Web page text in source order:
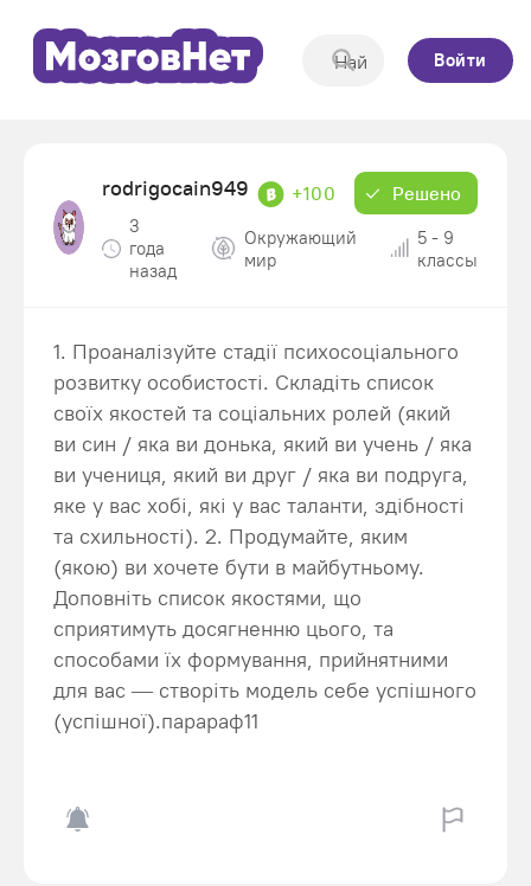
Войти
rodrigocain949 +100 Решено
3
года
назад
Окружающий
мир
5 - 9
классы
1. Проаналізуйте стадії психосоціального
розвитку особистості. Складіть список
своїх якостей та соціальних ролей (який
ви син / яка ви донька, який ви учень / яка
ви учениця, який ви друг / яка ви подруга,
яке у вас хобі, які у вас таланти, здібності
та схильності). 2. Продумайте, яким
(якою) ви хочете бути в майбутньому.
Доповніть список якостями, що
сприятимуть досягненню цього, та
способами їх формування, прийнятними
для вас — створіть модель себе успішного
(успішної).парараф11